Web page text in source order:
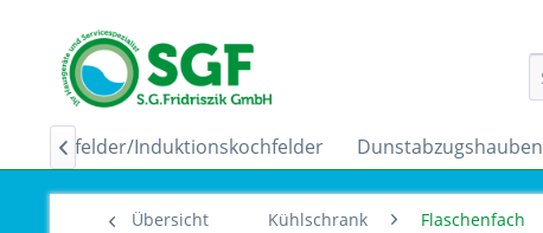
Ceranfelder/Induktionskochfelder Dunstabzugshauben

Übersicht Kühlschrank Flaschenfach